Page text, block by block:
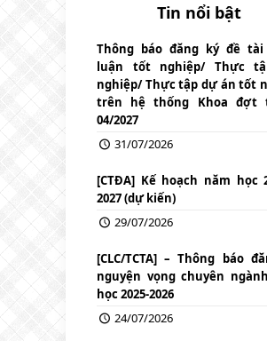
Tin nổi bật
Thông báo đăng ký đề tài
luận tốt nghiệp/ Thực
nghiệp/ Thực tập dự án tốt
trên hệ thống Khoa đợt
04/2027
31/07/2026
[CTĐA] Kế hoạch năm học
2027 (dự kiến)
29/07/2026
[CLC/TCTA] – Thông báo
nguyện vọng chuyên
học 2025-2026
24/07/2026